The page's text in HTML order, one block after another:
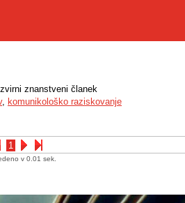
1
znanstveni članek
, komunikološko raziskovanje
v 0.01 sek.